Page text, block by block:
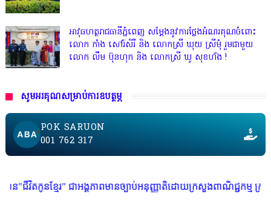
អាវុធហត្ថរាជធានីភ្នំពេញ សម្តែងនូវការថ្លែងអំណរគុណចំពោះ
លោក កាំង សៅរ៍សិរី និង លោកស្រី ឃុយ ស្រីមុំ រួមជាមួយ
លោក លឹម ប៊ុនហុក និង លោកស្រី ឃូ សុខហ័ង !
សូមអរគុណសម្រាប់ការឧបត្ថម្ភ
POK SARUON
001 762 317
មែរ" ជាអង្គភាពមានច្បាប់អនុញ្ញាតិដោយក្រសួងពាណិជ្ជកម្ម ក្រសួងការងារ